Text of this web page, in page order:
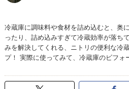
冷蔵庫に調味料や食材を詰め込むと、奥
ったり、詰め込みすぎて冷蔵効率が落ち
みを解決してくれる、ニトリの便利な冷
プ！ 実際に使ってみて、冷蔵庫のビフォ